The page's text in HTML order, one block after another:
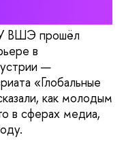
ВШЭ прошёл
в
—
«Глобальные
как молодым
в сферах медиа,